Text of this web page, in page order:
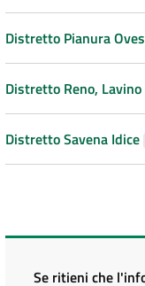
Distretto Pianura
Distretto Reno, Lavino
Distretto Savena Idice
Se ritieni che